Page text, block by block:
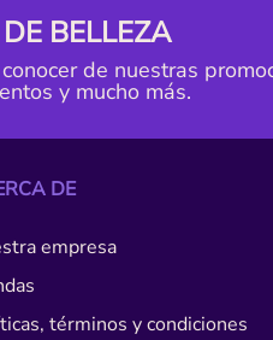
BELLEZA
de nuestras
y mucho más.
DE
empresa
términos y condiciones